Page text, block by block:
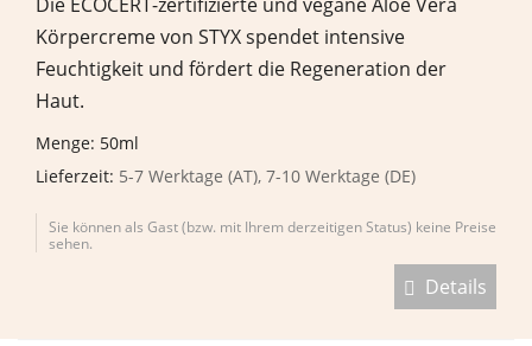
Körpercreme von STYX spendet intensive
Feuchtigkeit und fördert die Regeneration der
Haut.
Menge: 50ml
Lieferzeit: 5-7 Werktage (AT), 7-10 Werktage (DE)
Sie können als Gast (bzw. mit Ihrem derzeitigen Status) keine Preise
sehen.
Details